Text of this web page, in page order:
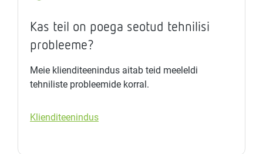
Kas teil on poega seotud tehnilisi
probleeme?
Meie klienditeenindus aitab teid meeleldi
tehniliste probleemide korral.
Klienditeenindus